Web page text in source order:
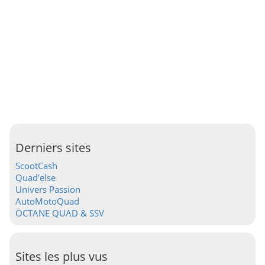
Derniers sites
ScootCash
Quad'else
Univers Passion
AutoMotoQuad
OCTANE QUAD & SSV
Sites les plus vus